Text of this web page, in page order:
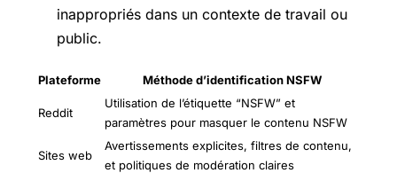
inappropriés dans un contexte de travail ou
public.
Plateforme Méthode d’identification NSFW
Reddit
Utilisation de l’étiquette “NSFW” et
paramètres pour masquer le contenu NSFW
Sites web
Avertissements explicites, filtres de contenu,
et politiques de modération claires